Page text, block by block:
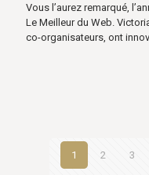
Vous l’aurez remarqué,
Le Meilleur du Web.
co-organisateurs, ont
1 2 3